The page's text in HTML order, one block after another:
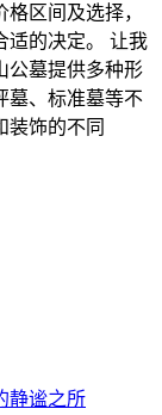
区间及选择，
适的决定。 让我
公墓提供多种形
墓、标准墓等不
装饰的不同
静谧之所